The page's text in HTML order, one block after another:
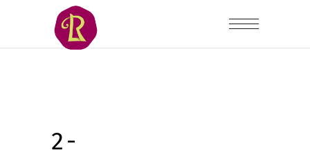
2-